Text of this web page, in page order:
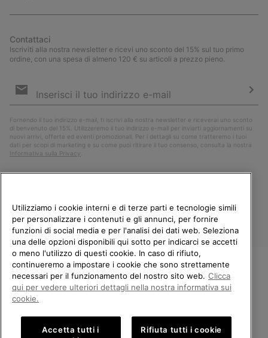
Contattaci
Iscriviti alla nostra newsletter e ricevi uno sconto del 15% sul tuo primo
ordine, con una spesa di almeno 120 € su articoli a prezzo pieno.
e-
Fornendo il tuo indirizzo e-mail, ti iscrivi alla nostra newsletter e riceverai uno sconto
di benvenuto del 15%. Utilizzeremo il tuo indirizzo e-mail per inviarti aggiornamenti su
nuovi arrivi, offerte ed eventi promozionali. Per i dettagli su come tratteremo i tuoi
dati per scopi di marketing e su come puoi ritirare il tuo consenso, consulta la nostra
Informativa sulla Privacy
Italia
©2026Columbia Sportswear Company. Avenue des Morgines, 12 1213
Petit-Lancy Switzerland. Tutti i diritti riservati.
Politica sulla privacy Termini di utilizzo
BENVENUTO/A IN SOREL.
SELEZIONA IL TUO PAESE DI
Shopping online disponibile
Utilizziamo i cookie interni e di terze parti e tecnologie simili
per personalizzare i contenuti e gli annunci, per fornire
funzioni di social media e per l'analisi dei dati web. Seleziona
una delle opzioni disponibili qui sotto per indicarci se accetti
o meno l'utilizzo di questi cookie. In caso di rifiuto,
continueremo a impostare i cookie che sono strettamente
necessari per il funzionamento del nostro sito web. Clicca
qui per vedere ulteriori dettagli nella nostra informativa sui
cookie.
Accetta tutti i
Rifiuta tutti i cookie